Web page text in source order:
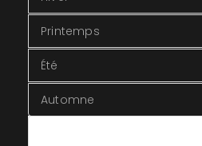
Printemps
Été
Automne